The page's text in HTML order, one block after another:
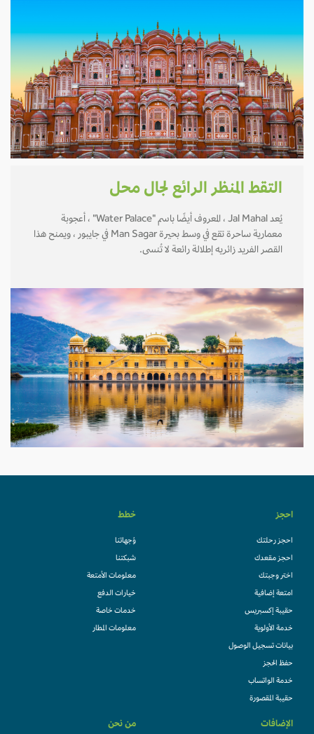
التقط المنظر الرائع لجال محل
يُعد Jal Mahal ، المعروف أيضًا باسم "Water Palace" ، أعجوبة
معمارية ساحرة تقع في وسط بحيرة Man Sagar في جايبور ، ويمنح هذا
القصر الفريد زائريه إطلالة رائعة لا تُنسى.
احجز
احجز رحلتك
احجز مقعدك
اختر وجبتك
امتعة إضافية
حقيبة إكسبريس
خدمة الأولوية
بيانات تسجيل الوصول
حفظ الحجز
خدمة الواتساب
حقيبة المقصورة
خطط
وُجهاتنا
شبكتنا
معلومات الأمتعة
خيارات الدفع
خدمات خاصة
معلومات المطار
الإضافات من نحن